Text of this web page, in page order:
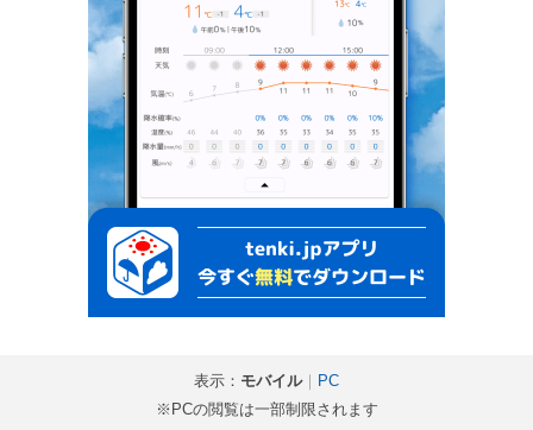
表示： モバイル｜
PC
※PCの閲覧は一部制限されます